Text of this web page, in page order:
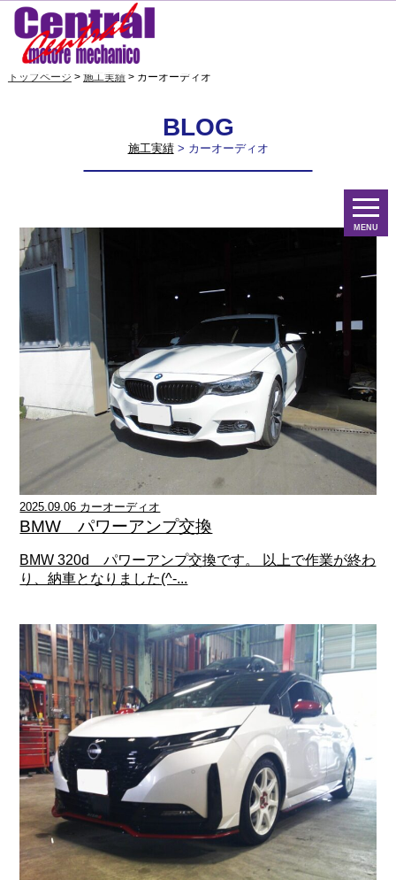
MENU
トップページ > 施工実績> カーオーディオ
BLOG
施工実績> カーオーディオ
2025.09.06 カーオーディオ
BMW パワーアンプ交換
BMW 320d パワーアンプ交換です。 以上で作業が終わ
り、納車となりました(^-...